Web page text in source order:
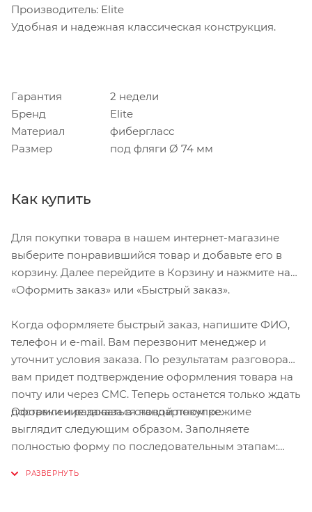
Производитель: Elite
Удобная и надежная классическая конструкция.
Гарантия
2 недели
Бренд
Elite
Материал
фибергласс
Размер
под фляги Ø 74 мм
Как купить
Для покупки товара в нашем интернет-магазине
выберите понравившийся товар и добавьте его в
корзину. Далее перейдите в Корзину и нажмите на
«Оформить заказ» или «Быстрый заказ».
Когда оформляете быстрый заказ, напишите ФИО,
телефон и e-mail. Вам перезвонит менеджер и
уточнит условия заказа. По результатам разговора
вам придет подтверждение оформления товара на
почту или через СМС. Теперь останется только ждать
доставки и радоваться новой покупке.
Оформление заказа в стандартном режиме
выглядит следующим образом. Заполняете
полностью форму по последовательным этапам: